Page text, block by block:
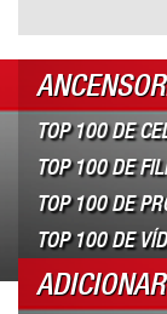
TOP 100 DE
TOP 100 DE
TOP 100 DE
TOP 100 DE
ADICIONAR